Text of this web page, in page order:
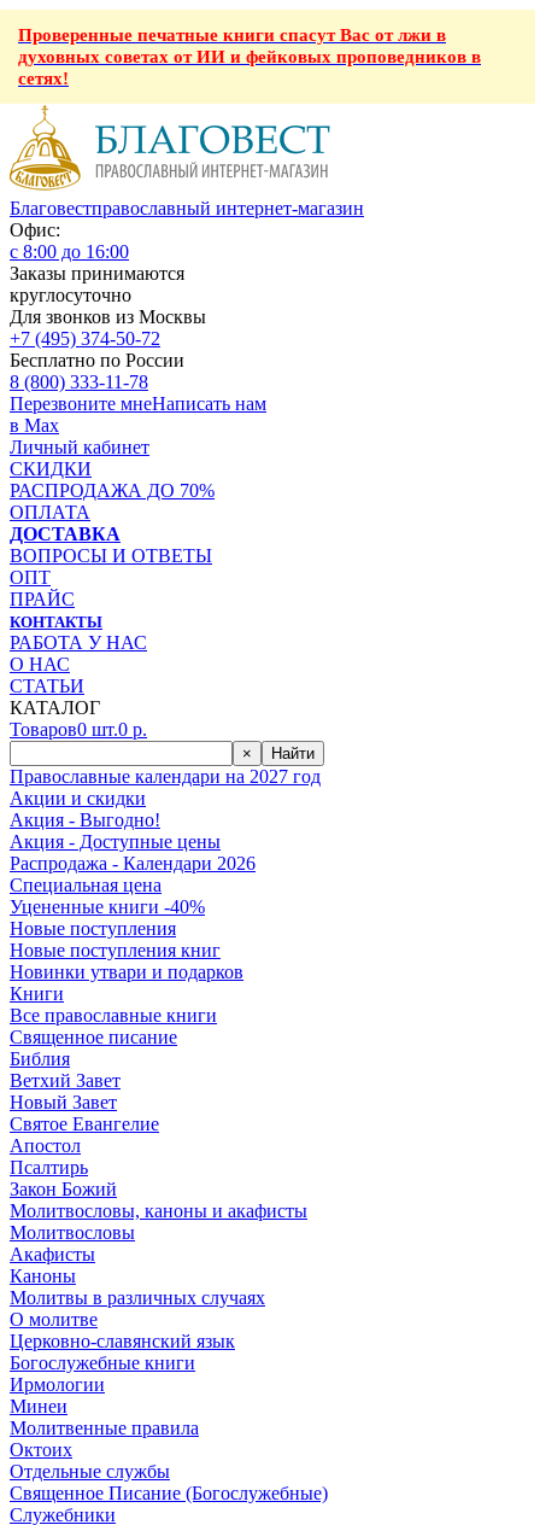
Проверенные печатные книги спасут Вас от лжи в
духовных советах от ИИ и фейковых проповедников в
сетях!
Благовестправославный интернет-магазин
Офис:
с 8:00 до 16:00
Заказы принимаются
круглосуточно
Для звонков из Москвы
+7 (495) 374-50-72
Бесплатно по России
8 (800) 333-11-78
Перезвоните мнеНаписать нам
в Max
Личный кабинет
СКИДКИ
РАСПРОДАЖА ДО 70%
ОПЛАТА
ДОСТАВКА
ВОПРОСЫ И ОТВЕТЫ
ОПТ
ПРАЙС
КОНТАКТЫ
РАБОТА У НАС
О НАС
СТАТЬИ
КАТАЛОГ
Товаров0 шт.0 р.
× Найти
Православные календари на 2027 год
Акции и скидки
Акция - Выгодно!
Акция - Доступные цены
Распродажа - Календари 2026
Специальная цена
Уцененные книги -40%
Новые поступления
Новые поступления книг
Новинки утвари и подарков
Книги
Все православные книги
Священное писание
Библия
Ветхий Завет
Новый Завет
Святое Евангелие
Апостол
Псалтирь
Закон Божий
Молитвословы, каноны и акафисты
Молитвословы
Акафисты
Каноны
Молитвы в различных случаях
О молитве
Церковно-славянский язык
Богослужебные книги
Ирмологии
Минеи
Молитвенные правила
Октоих
Отдельные службы
Священное Писание (Богослужебные)
Служебники